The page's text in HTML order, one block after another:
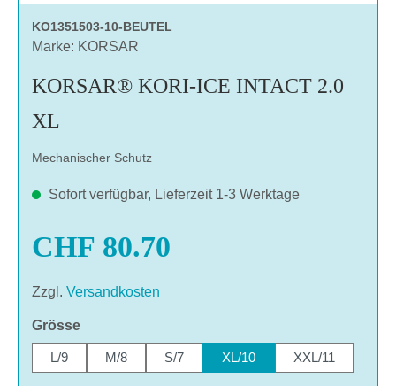
KO1351503-10-BEUTEL
Marke: KORSAR
KORSAR® KORI-ICE INTACT 2.0
XL
Mechanischer Schutz
Sofort verfügbar, Lieferzeit 1-3 Werktage
CHF 80.70
Zzgl. Versandkosten
Grösseauswählen
L/9 M/8 S/7 XL/10 XXL/11